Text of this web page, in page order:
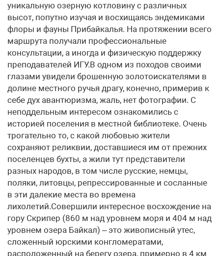
уникальную озерную котловину с различных
высот, попутно изучая и восхищаясь эндемиками
флоры и фауны Прибайкалья. На протяжении всего
маршрута получали профессиональные
консультации, а иногда и физическую поддержку
преподавателей ИГУ.В одном из походов своими
глазами увидели брошенную золотоискателями в
долине местного ручья драгу, конечно, примерив к
себе дух авантюризма, жаль, нет фотографии. С
неподдельным интересом ознакомились с
историей поселения в местной библиотеке. Очень
трогательно то, с какой любовью жители
сохраняют реликвии, доставшиеся им от прежних
поселенцев бухты, а жили тут представители
разных народов, в том числе русские, немцы,
поляки, литовцы, репрессированные и сосланные
в эти далекие места во времена
лихолетий.Совершили интересное восхождение на
гору Скрипер (860 м над уровнем моря и 404 м над
уровнем озера Байкал) – это живописный утес,
сложенный юрскими конгломератами,
расположенный на берегу озера, примерно в 4 км